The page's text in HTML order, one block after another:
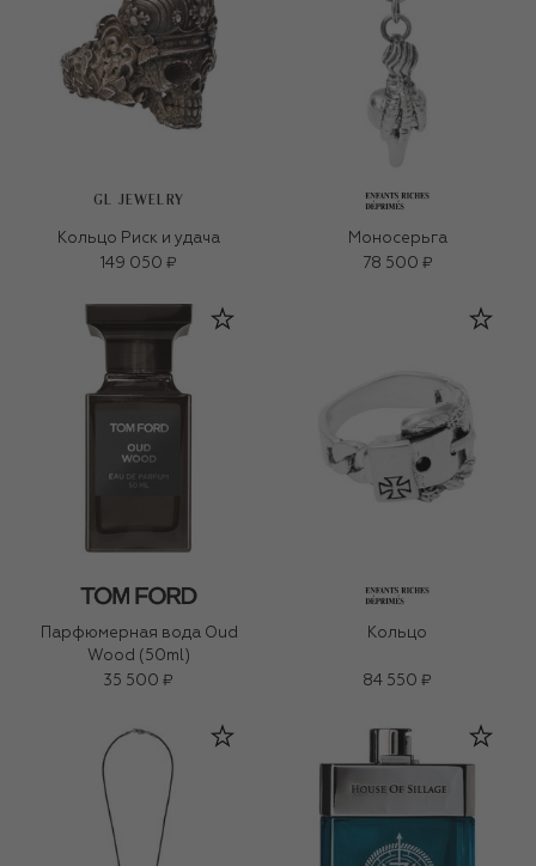
GL JEWELRY
Кольцо Риск и удача
149 050 ₽
Моносерьга
78 500 ₽
Парфюмерная вода Oud
Wood (50ml)
35 500 ₽
Кольцо
84 550 ₽